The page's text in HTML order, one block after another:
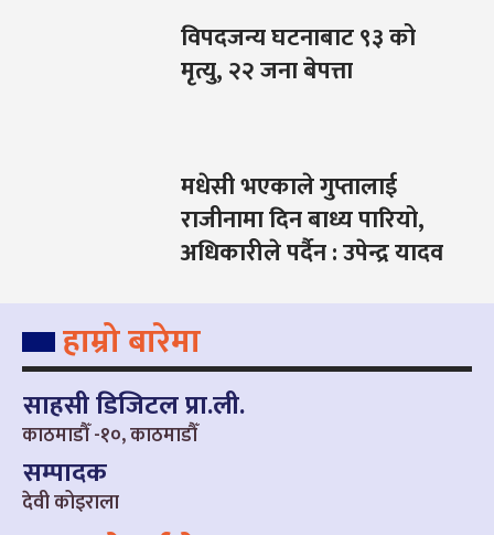
विपदजन्य घटनाबाट ९३ को
मृत्यु, २२ जना बेपत्ता
मधेसी भएकाले गुप्तालाई
राजीनामा दिन बाध्य पारियो,
अधिकारीले पर्दैन : उपेन्द्र यादव
हाम्रो बारेमा
साहसी डिजिटल प्रा.ली.
काठमाडौँ -१०, काठमाडौँ
सम्पादक
देवी कोइराला